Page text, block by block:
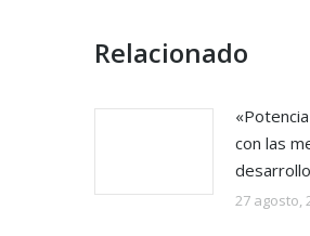
Relacionado
con las
27 agosto,